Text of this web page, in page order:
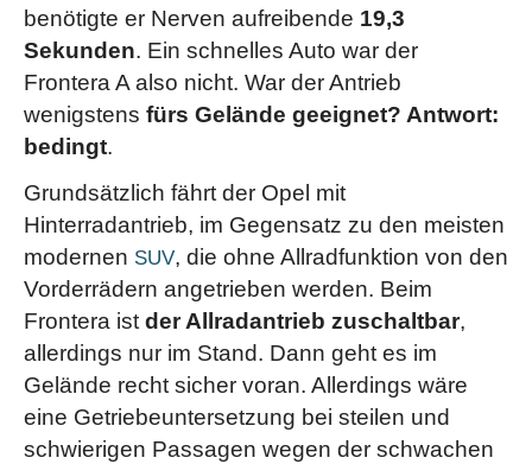
benötigte er Nerven aufreibende 19,3
Sekunden. Ein schnelles Auto war der
Frontera A also nicht. War der Antrieb
wenigstens fürs Gelände geeignet? Antwort:
bedingt.
Grundsätzlich fährt der Opel mit
Hinterradantrieb, im Gegensatz zu den meisten
modernen SUV, die ohne Allradfunktion von den
Vorderrädern angetrieben werden. Beim
Frontera ist der Allradantrieb zuschaltbar,
allerdings nur im Stand. Dann geht es im
Gelände recht sicher voran. Allerdings wäre
eine Getriebeuntersetzung bei steilen und
schwierigen Passagen wegen der schwachen